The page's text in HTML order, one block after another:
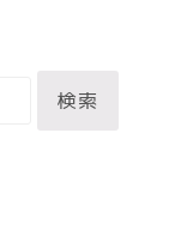
検索